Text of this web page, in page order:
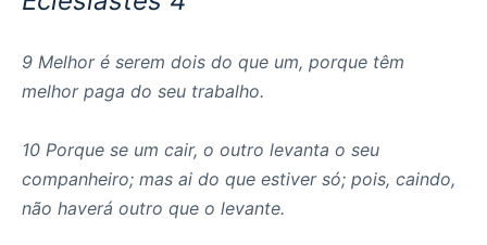
9 Melhor é serem dois do que um, porque têm
melhor paga do seu trabalho.
10 Porque se um cair, o outro levanta o seu
companheiro; mas ai do que estiver só; pois, caindo,
não haverá outro que o levante.